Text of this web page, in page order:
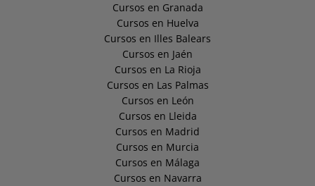
Cursos en Granada
Cursos en Huelva
Cursos en Illes Balears
Cursos en Jaén
Cursos en La Rioja
Cursos en Las Palmas
Cursos en León
Cursos en Lleida
Cursos en Madrid
Cursos en Murcia
Cursos en Málaga
Cursos en Navarra